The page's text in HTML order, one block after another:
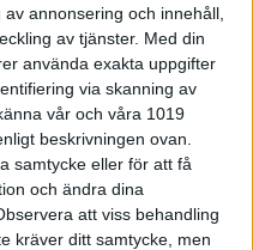
annonsering och innehåll,
av tjänster. Med din
använda exakta uppgifter
via skanning av
vår och våra 1019
beskrivningen ovan.
samtycke eller för att få
och ändra dina
att viss behandling
kräver ditt samtycke, men